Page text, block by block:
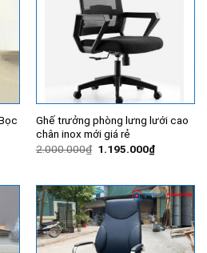
Ghế trưởng phòng lưng lưới cao
chân inox mới giá rẻ
2.000.000₫ Giá
1.195.000₫Giá
hiện